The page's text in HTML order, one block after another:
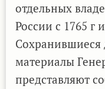
отдельных
России с 1765 г
материалы
представляют